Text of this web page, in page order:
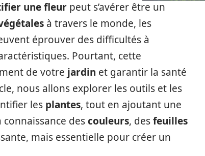
une fleur peut s’avérer être un
à travers le monde, les
éprouver des difficultés à
Pourtant, cette
de votre jardin et garantir la santé
nous allons explorer les outils et les
les plantes, tout en ajoutant une
descouleurs, desfeuilles
mais essentielle pour créer un